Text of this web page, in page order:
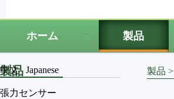
ホーム 製品
中文 Japanese
製品
張力センサー
製品 >